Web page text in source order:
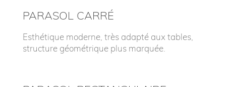
PARASOL CARRÉ
Esthétique moderne, très adapté aux tables,
structure géométrique plus marquée.